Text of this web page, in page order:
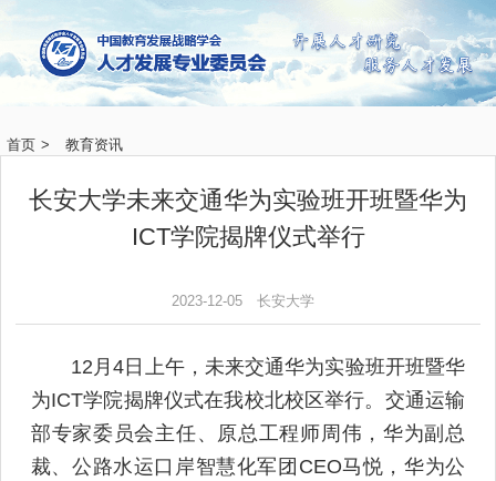
首页 > 教育资讯
长安大学未来交通华为实验班开班暨华为
ICT学院揭牌仪式举行
2023-12-05 长安大学
12月4日上午，未来交通华为实验班开班暨华
为ICT学院揭牌仪式在我校北校区举行。交通运输
部专家委员会主任、原总工程师周伟，华为副总
裁、公路水运口岸智慧化军团CEO马悦，华为公